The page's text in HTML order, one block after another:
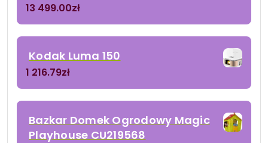
13 499.00zł
Kodak Luma 150
1 216.79zł
Bazkar Domek Ogrodowy Magic
Playhouse CU219568